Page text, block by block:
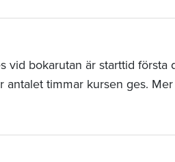
vid bokarutan är starttid första
antalet timmar kursen ges.